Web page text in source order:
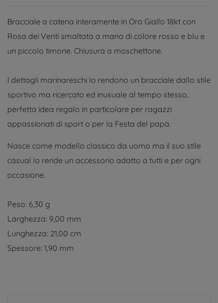
Bracciale a catena interamente in Oro Giallo 18kt con
Rosa dei Venti smaltata a mano di colore rosso e blu e
un piccolo timone. Chiusura a moschettone.
I dettagli marinareschi lo rendono un bracciale dallo stile
sportivo ma ricercato ed inusuale al tempo stesso,
perfetta idea regalo in particolare per ragazzi
appassionati di sport o per la Festa del papà.
Nasce come modello classico da uomo ma il suo stile
casual lo rende un accessorio adatto a tutti e per ogni
occasione.
Peso: 6,30 g
Larghezza: 9,00 mm
Lunghezza: 21,00 cm
Spessore: 1,90 mm